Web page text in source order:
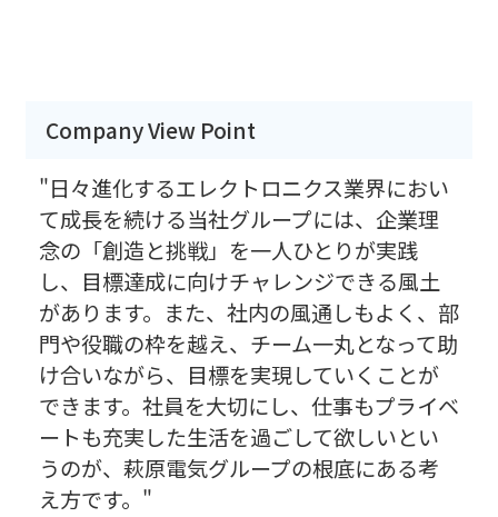
Company View Point
"日々進化するエレクトロニクス業界におい
て成長を続ける当社グループには、企業理
念の「創造と挑戦」を一人ひとりが実践
し、目標達成に向けチャレンジできる風土
があります。また、社内の風通しもよく、部
門や役職の枠を越え、チーム一丸となって助
け合いながら、目標を実現していくことが
できます。社員を大切にし、仕事もプライベ
ートも充実した生活を過ごして欲しいとい
うのが、萩原電気グループの根底にある考
え方です。"